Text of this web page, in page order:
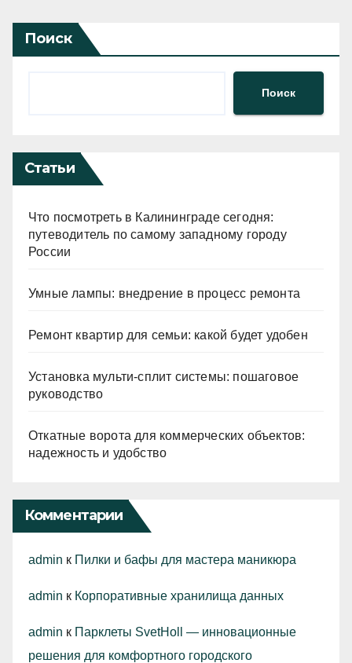
Поиск
Поиск
Статьи
Что посмотреть в Калининграде сегодня:
путеводитель по самому западному городу
России
Умные лампы: внедрение в процесс ремонта
Ремонт квартир для семьи: какой будет удобен
Установка мульти-сплит системы: пошаговое
руководство
Откатные ворота для коммерческих объектов:
надежность и удобство
Комментарии
admin к Пилки и бафы для мастера маникюра
admin к Корпоративные хранилища данных
admin к Парклеты SvetHoll — инновационные
решения для комфортного городского